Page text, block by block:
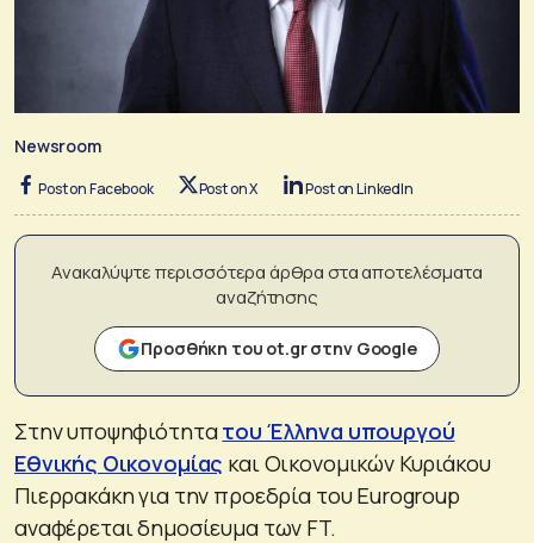
Newsroom
Post on Facebook Post on X Post on LinkedIn
Ανακαλύψτε περισσότερα άρθρα στα αποτελέσματα
αναζήτησης
Προσθήκη του ot.gr στην Google
Στην υποψηφιότητατου Έλληνα υπουργού
Εθνικής Οικονομίας και Οικονομικών Κυριάκου
Πιερρακάκη για την προεδρία του Eurogroup
αναφέρεται δημοσίευμα των FT.